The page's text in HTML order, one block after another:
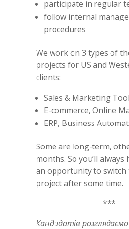
participate in regular
follow internal
procedures
We work on 3 types of
projects for US and
clients:
Sales & Marketing
E-commerce, Online
ERP, Business
Some are long-term,
months. So you’ll always
an opportunity to
project after some time.
***
Кандидатів